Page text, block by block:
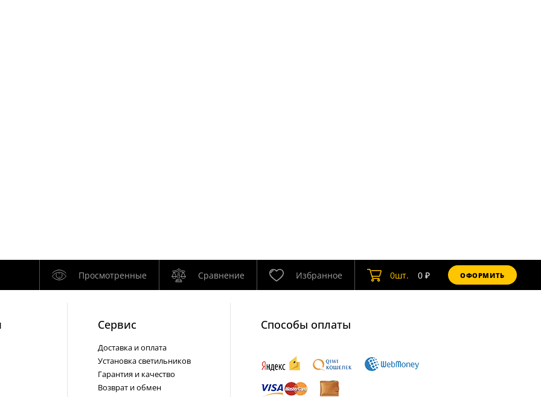
Просмотренные Сравнение Избранное 0шт. 0₽ ОФОРМИТЬ
Cервис
Доставка и оплата
Установка светильников
Гарантия и качество
Возврат и обмен
Способы оплаты